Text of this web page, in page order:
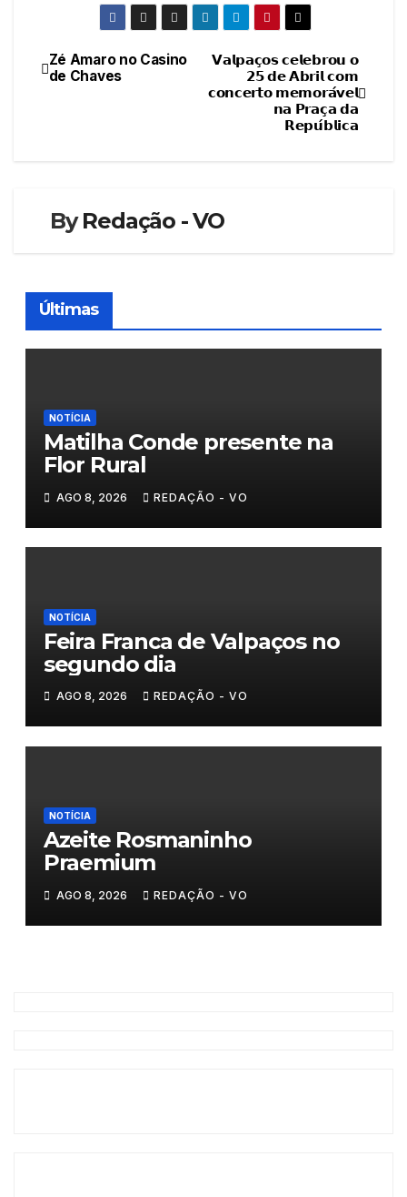
Navegação
𝗩𝗮𝗹𝗽𝗮𝗰̧𝗼𝘀 𝗰𝗲𝗹𝗲𝗯𝗿𝗼𝘂 𝗼
𝟮𝟱 𝗱𝗲 𝗔𝗯𝗿𝗶𝗹 𝗰𝗼𝗺
𝗰𝗼𝗻𝗰𝗲𝗿𝘁𝗼 𝗺𝗲𝗺𝗼𝗿𝗮́𝘃𝗲𝗹
𝗻𝗮 𝗣𝗿𝗮𝗰̧𝗮 𝗱𝗮
𝗥𝗲𝗽𝘂́𝗯𝗹𝗶𝗰𝗮
Zé Amaro no Casino
de Chaves
ByRedação - VO
Últimas
NOTÍCIA
Matilha Conde presente na
Flor Rural
AGO 8, 2026 REDAÇÃO - VO
NOTÍCIA
Feira Franca de Valpaços no
segundo dia
AGO 8, 2026 REDAÇÃO - VO
NOTÍCIA
Azeite Rosmaninho
Praemium
AGO 8, 2026 REDAÇÃO - VO